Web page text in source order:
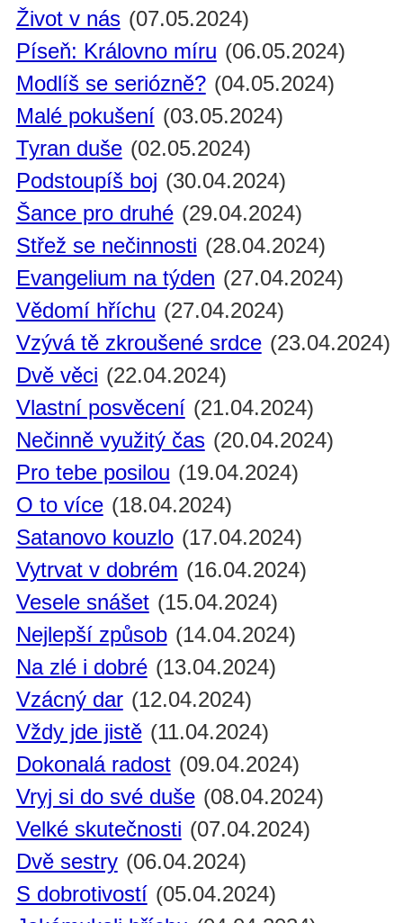
Život v nás (07.05.2024)
Píseň: Královno míru (06.05.2024)
Modlíš se seriózně? (04.05.2024)
Malé pokušení (03.05.2024)
Tyran duše (02.05.2024)
Podstoupíš boj (30.04.2024)
Šance pro druhé (29.04.2024)
Střež se nečinnosti (28.04.2024)
Evangelium na týden (27.04.2024)
Vědomí hříchu (27.04.2024)
Vzývá tě zkroušené srdce (23.04.2024)
Dvě věci (22.04.2024)
Vlastní posvěcení (21.04.2024)
Nečinně využitý čas (20.04.2024)
Pro tebe posilou (19.04.2024)
O to více (18.04.2024)
Satanovo kouzlo (17.04.2024)
Vytrvat v dobrém (16.04.2024)
Vesele snášet (15.04.2024)
Nejlepší způsob (14.04.2024)
Na zlé i dobré (13.04.2024)
Vzácný dar (12.04.2024)
Vždy jde jistě (11.04.2024)
Dokonalá radost (09.04.2024)
Vryj si do své duše (08.04.2024)
Velké skutečnosti (07.04.2024)
Dvě sestry (06.04.2024)
S dobrotivostí (05.04.2024)